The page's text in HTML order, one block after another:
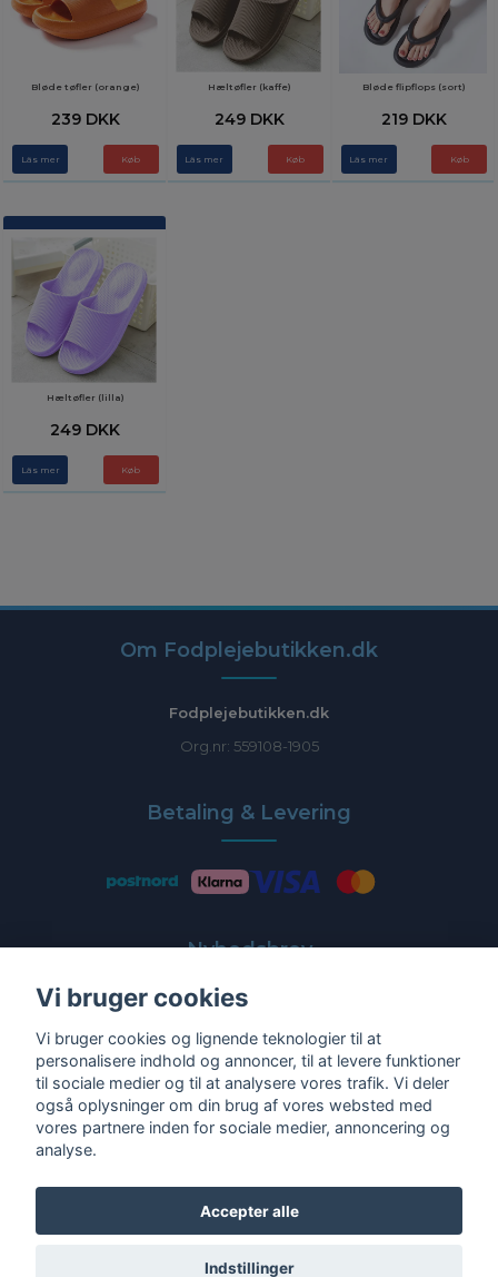
Bløde tøfler (orange)
239 DKK
Läs mer Køb
Hæltøfler (kaffe)
249 DKK
Läs mer Køb
Bløde flipflops (sort)
219 DKK
Läs mer Køb
Hæltøfler (lilla)
249 DKK
Läs mer Køb
Om Fodplejebutikken.dk
Fodplejebutikken.dk
Org.nr: 559108-1905
Betaling & Levering
Nyhedsbrev
Få de nyeste tilbud og nyheder direkte i din indbakke
E-post
Vi bruger cookies
Vi bruger cookies og lignende teknologier til at
personalisere indhold og annoncer, til at levere funktioner
til sociale medier og til at analysere vores trafik. Vi deler
også oplysninger om din brug af vores websted med
vores partnere inden for sociale medier, annoncering og
analyse.
Accepter alle
Indstillinger